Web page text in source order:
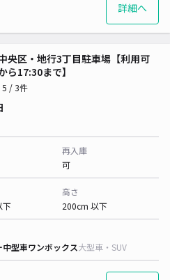
詳細へ
央区・地行3丁目駐車場【利用可
17:30まで】
5 / 3件
再入庫
可
下
高さ
200cm 以下
中型車ワンボックス大型車・SUV